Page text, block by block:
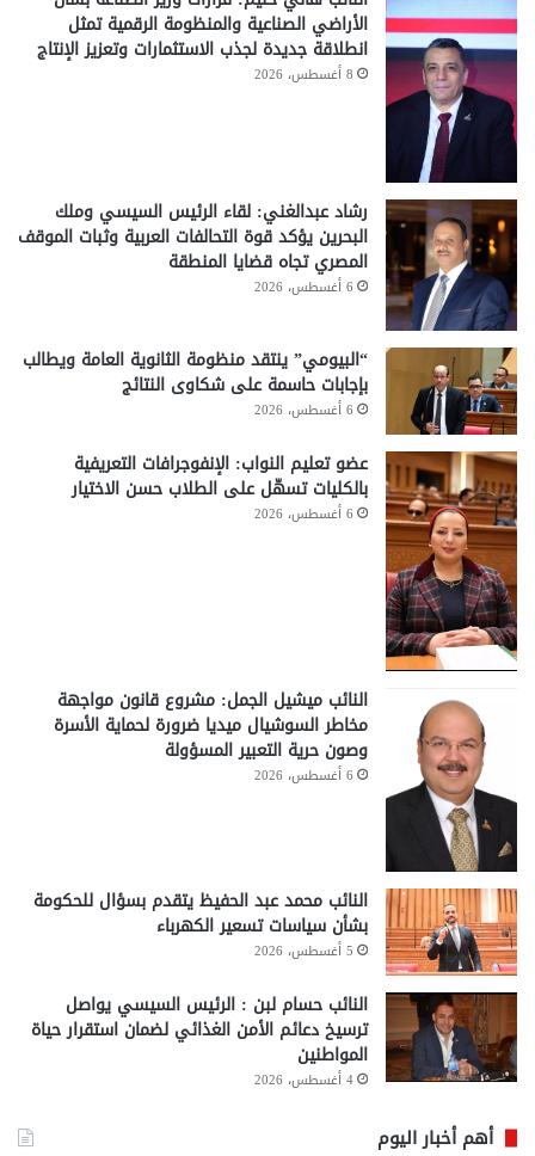
الأراضي الصناعية والمنظومة الرقمية تمثل
انطلاقة جديدة لجذب الاستثمارات وتعزيز الإنتاج
8 أغسطس، 2026
رشاد عبدالغني: لقاء الرئيس السيسي وملك
البحرين يؤكد قوة التحالفات العربية وثبات الموقف
المصري تجاه قضايا المنطقة
6 أغسطس، 2026
“البيومي” ينتقد منظومة الثانوية العامة ويطالب
بإجابات حاسمة على شكاوى النتائج
6 أغسطس، 2026
عضو تعليم النواب: الإنفوجرافات التعريفية
بالكليات تسهّل على الطلاب حسن الاختيار
6 أغسطس، 2026
النائب ميشيل الجمل: مشروع قانون مواجهة
مخاطر السوشيال ميديا ضرورة لحماية الأسرة
وصون حرية التعبير المسؤولة
6 أغسطس، 2026
النائب محمد عبد الحفيظ يتقدم بسؤال للحكومة
بشأن سياسات تسعير الكهرباء
5 أغسطس، 2026
النائب حسام لبن : الرئيس السيسي يواصل
ترسيخ دعائم الأمن الغذائي لضمان استقرار حياة
المواطنين
4 أغسطس، 2026
أهم أخبار اليوم